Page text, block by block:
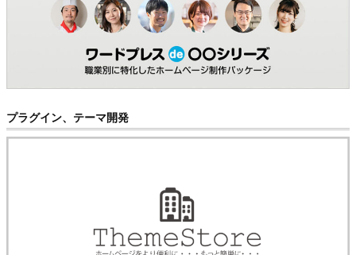
プラグイン、テーマ開発